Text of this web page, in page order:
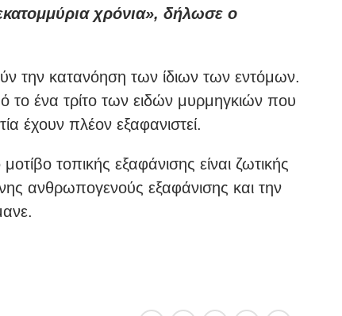
χρόνια», δήλωσε ο
την κατανόηση των ίδιων των εντόμων.
το ένα τρίτο των ειδών μυρμηγκιών που
έχουν πλέον εξαφανιστεί.
τοπικής εξαφάνισης είναι ζωτικής
ανθρωπογενούς εξαφάνισης και την